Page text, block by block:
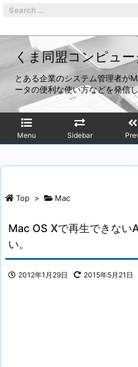
くま同盟コンピュ
とある企業のシステム管理者が
ータの便利な使い方などを発信
Menu Sidebar
Top > Mac
Mac OS Xで再生できない
い。
2012年1月29日 2015年5月21日